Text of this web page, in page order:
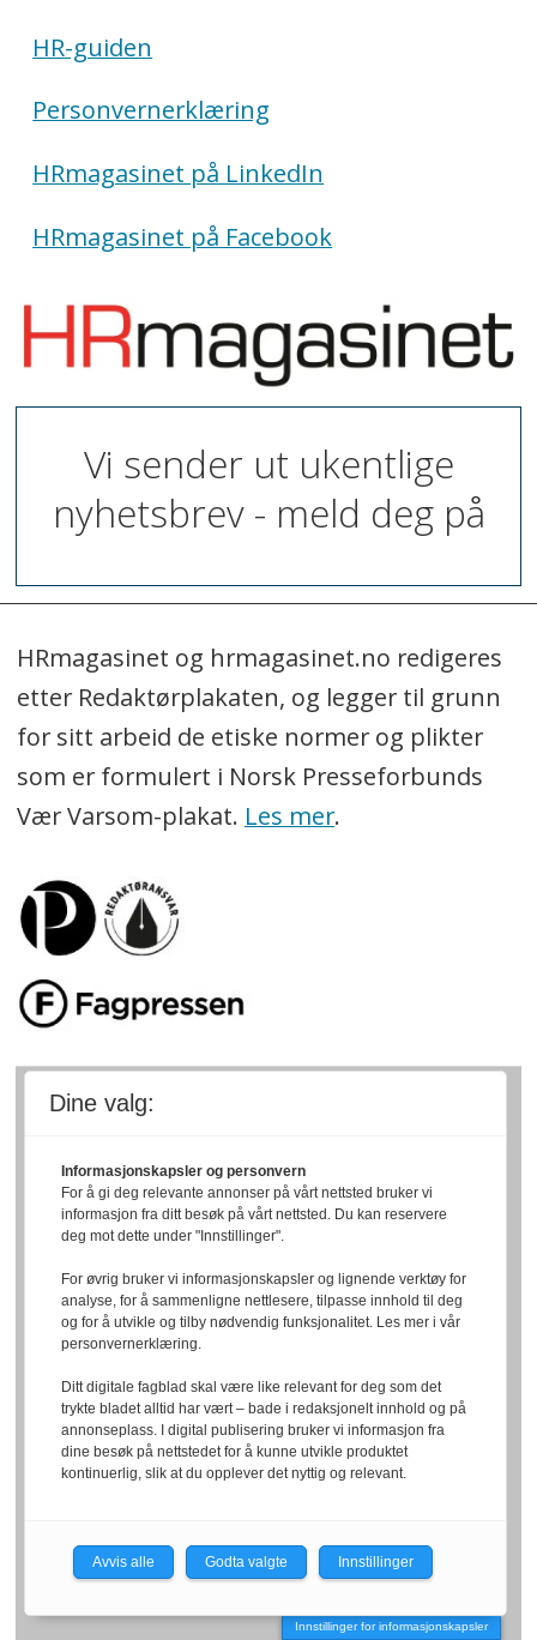
HR-guiden
Personvernerklæring
HRmagasinet på LinkedIn
HRmagasinet på Facebook
Vi sender ut ukentlige
nyhetsbrev - meld deg på
HRmagasinet og hrmagasinet.no redigeres
etter Redaktørplakaten, og legger til grunn
for sitt arbeid de etiske normer og plikter
som er formulert i Norsk Presseforbunds
Vær Varsom-plakat. Les mer.
Innstillinger for informasjonskapsler
Dine valg:
Informasjonskapsler og personvern
For å gi deg relevante annonser på vårt nettsted bruker vi
informasjon fra ditt besøk på vårt nettsted. Du kan reservere
deg mot dette under "Innstillinger".
For øvrig bruker vi informasjonskapsler og lignende verktøy for
analyse, for å sammenligne nettlesere, tilpasse innhold til deg
og for å utvikle og tilby nødvendig funksjonalitet. Les mer i vår
personvernerklæring.
Ditt digitale fagblad skal være like relevant for deg som det
trykte bladet alltid har vært – bade i redaksjonelt innhold og på
annonseplass. I digital publisering bruker vi informasjon fra
dine besøk på nettstedet for å kunne utvikle produktet
kontinuerlig, slik at du opplever det nyttig og relevant.
Avvis alle Godta valgte Innstillinger